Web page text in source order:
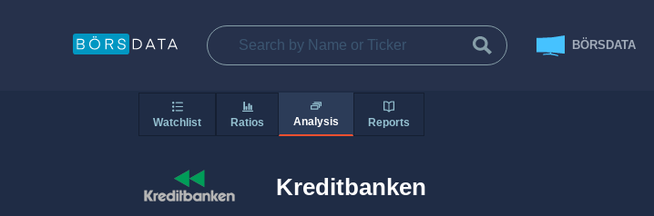
BÖRSDATA
Watchlist Ratios Analysis Reports
Kreditbanken